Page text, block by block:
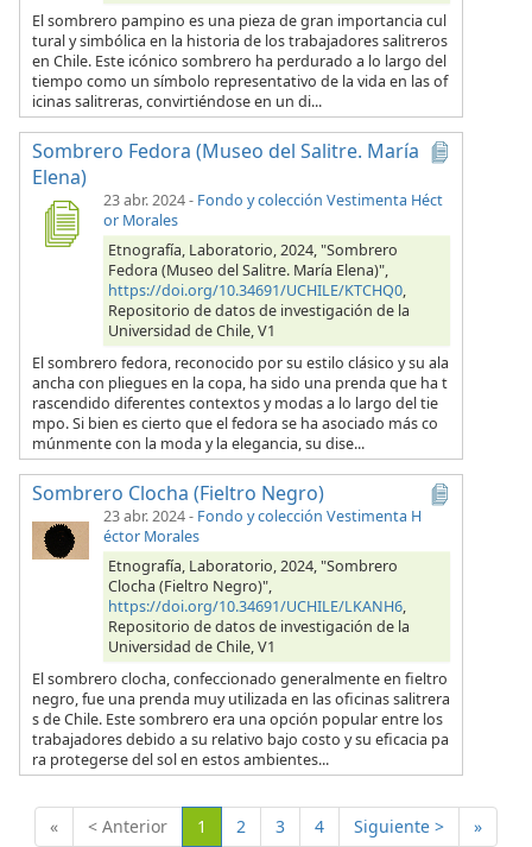
El sombrero pampino es una pieza de gran importancia cul
tural y simbólica en la historia de los trabajadores salitreros
en Chile. Este icónico sombrero ha perdurado a lo largo del
tiempo como un símbolo representativo de la vida en las of
icinas salitreras, convirtiéndose en un di...
Sombrero Fedora (Museo del Salitre. María
Elena)
23 abr. 2024- Fondo y colección Vestimenta Héct
or Morales
Etnografía, Laboratorio, 2024, "Sombrero
Fedora (Museo del Salitre. María Elena)",
https://doi.org/10.34691/UCHILE/KTCHQ0,
Repositorio de datos de investigación de la
Universidad de Chile, V1
El sombrero fedora, reconocido por su estilo clásico y su ala
ancha con pliegues en la copa, ha sido una prenda que ha t
rascendido diferentes contextos y modas a lo largo del tie
mpo. Si bien es cierto que el fedora se ha asociado más co
múnmente con la moda y la elegancia, su dise...
Sombrero Clocha (Fieltro Negro)
23 abr. 2024- Fondo y colección Vestimenta H
éctor Morales
Etnografía, Laboratorio, 2024, "Sombrero
Clocha (Fieltro Negro)",
https://doi.org/10.34691/UCHILE/LKANH6,
Repositorio de datos de investigación de la
Universidad de Chile, V1
El sombrero clocha, confeccionado generalmente en fieltro
negro, fue una prenda muy utilizada en las oficinas salitrera
s de Chile. Este sombrero era una opción popular entre los
trabajadores debido a su relativo bajo costo y su eficacia pa
ra protegerse del sol en estos ambientes...
« < Anterior 1 (Actual)
2 3 4 Siguiente > »